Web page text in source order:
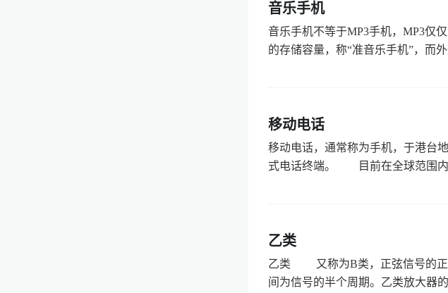
音乐手机
音乐手机不等于MP3手机，MP3仅
的存储容量，称“准音乐手机”，而
移动电话
移动电话，通常称为手机，于港台
式电话终端。 目前在全球范围内
乙类
乙类 又称为B类，正弦信号的正
间为信号的半个周期。乙类放大器